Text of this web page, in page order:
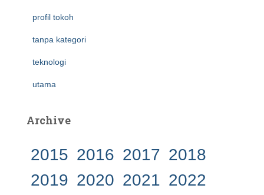
profil tokoh
tanpa kategori
teknologi
utama
Archive
2015 2016 2017 2018
2019 2020 2021 2022